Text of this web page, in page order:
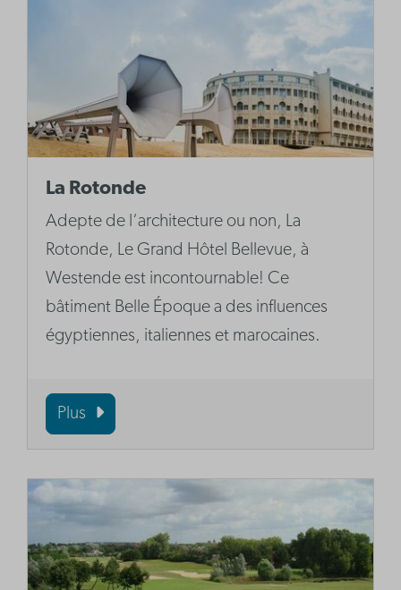
La Rotonde
Adepte de l‘architecture ou non, La
Rotonde, Le Grand Hôtel Bellevue, à
Westende est incontournable! Ce
bâtiment Belle Époque a des influences
égyptiennes, italiennes et marocaines.
Plus